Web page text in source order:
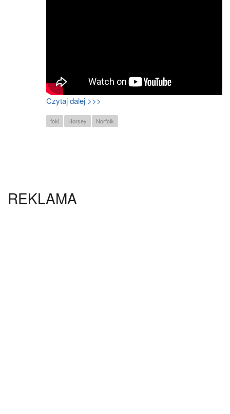
Czytaj dalej >>>
foki Horsey Norfolk
REKLAMA